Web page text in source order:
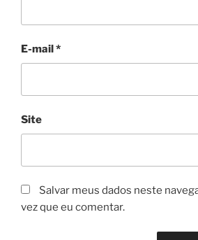
E-mail*
Site
Salvar meus dados neste
vez que eu comentar.